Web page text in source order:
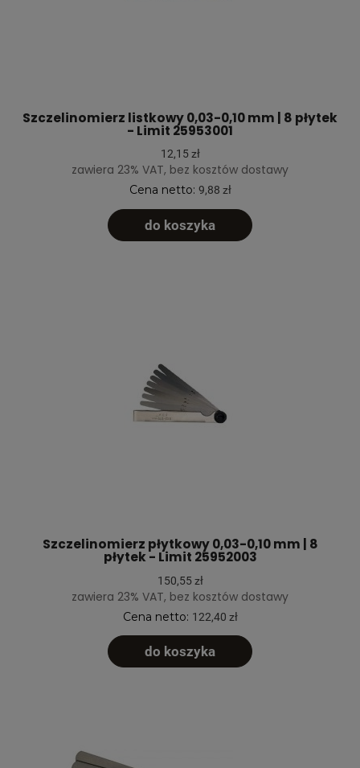
Szczelinomierz listkowy 0,03-0,10 mm | 8 płytek
- Limit 25953001
12,15 zł
zawiera 23% VAT, bez kosztów dostawy
Cena netto: 9,88 zł
do koszyka
Szczelinomierz płytkowy 0,03-0,10 mm | 8
płytek - Limit 25952003
150,55 zł
zawiera 23% VAT, bez kosztów dostawy
Cena netto: 122,40 zł
do koszyka